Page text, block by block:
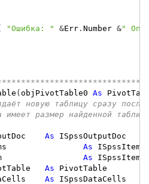
"Ошибка: " &Err. Number &"
(objPivotTable0 As
новую таблицу сразу
имеет размер найденной
As
ISpssOutputDoc
As
ISpssItems
As
ISpssItem
As
PivotTable
As
ISpssDataCells